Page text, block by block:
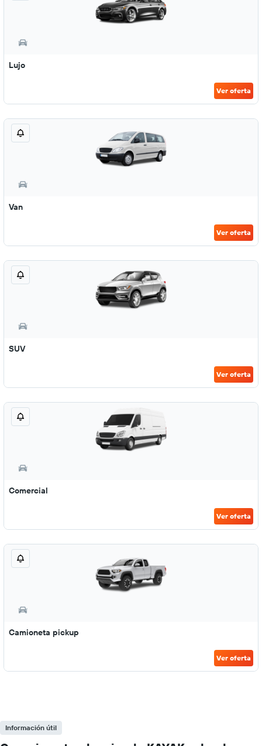
Lujo
Ver oferta
Van
Ver oferta
SUV
Ver oferta
Comercial
Ver oferta
Camioneta pickup
Ver oferta
Información útil